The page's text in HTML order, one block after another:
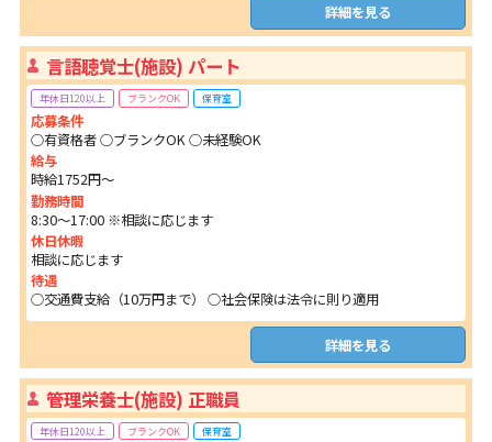
詳細を見る
言語聴覚士(施設) パート
年休日120以上 ブランクOK 保育室
応募条件
○有資格者 ○ブランクOK ○未経験OK
給与
時給1752円～
勤務時間
8:30～17:00 ※相談に応じます
休日休暇
相談に応じます
待遇
○交通費支給（10万円まで） ○社会保険は法令に則り適用
詳細を見る
管理栄養士(施設) 正職員
年休日120以上 ブランクOK 保育室